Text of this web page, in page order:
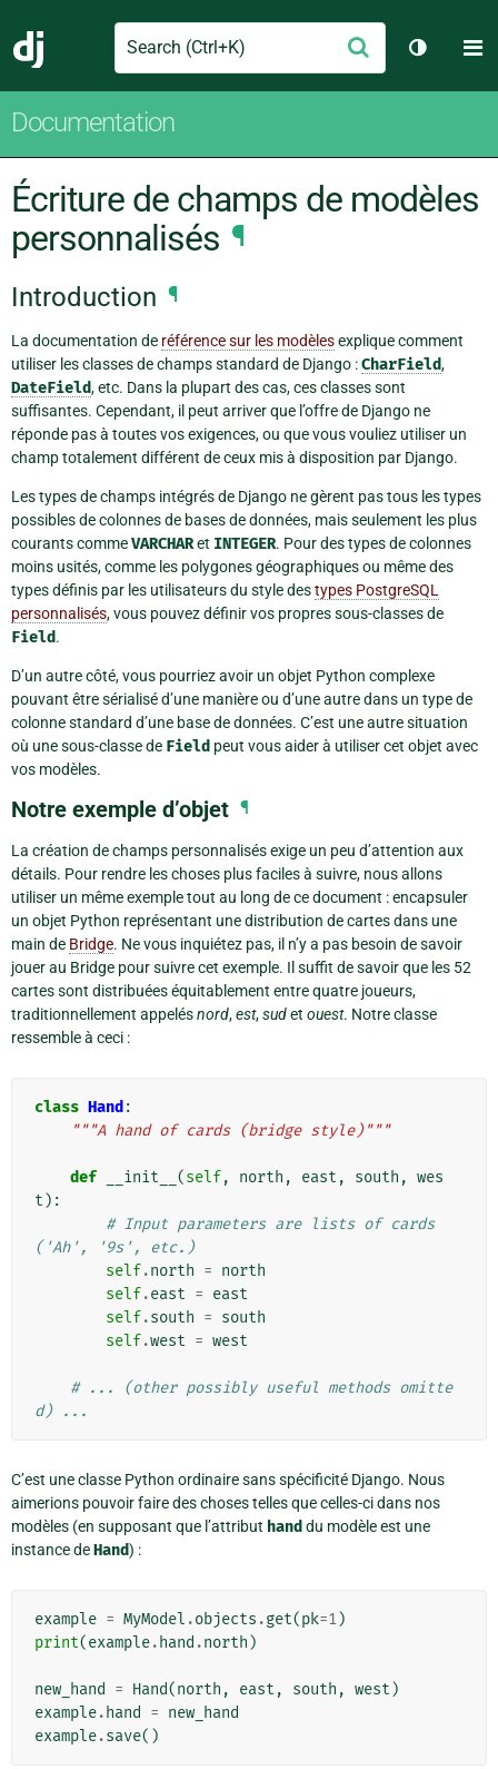
Django
Search Envoyer
Changer
Documentation
Écriture de champs de modèles
personnalisés ¶
Introduction ¶
La documentation de référence sur les modèlesexplique comment
utiliser les classes de champs standard de Django :CharField,
DateField, etc. Dans la plupart des cas, ces classes sont
suffisantes. Cependant, il peut arriver que l’offre de Django ne
réponde pas à toutes vos exigences, ou que vous vouliez utiliser un
champ totalement différent de ceux mis à disposition par Django.
Les types de champs intégrés de Django ne gèrent pas tous les types
possibles de colonnes de bases de données, mais seulement les plus
courants commeVARCHARet INTEGER. Pour des types de colonnes
moins usités, comme les polygones géographiques ou même des
types définis par les utilisateurs du style destypes PostgreSQL
personnalisés, vous pouvez définir vos propres sous-classes de
Field.
D’un autre côté, vous pourriez avoir un objet Python complexe
pouvant être sérialisé d’une manière ou d’une autre dans un type de
colonne standard d’une base de données. C’est une autre situation
où une sous-classe de Field peut vous aider à utiliser cet objet avec
vos modèles.
Notre exemple d’objet ¶
La création de champs personnalisés exige un peu d’attention aux
détails. Pour rendre les choses plus faciles à suivre, nous allons
utiliser un même exemple tout au long de ce document : encapsuler
un objet Python représentant une distribution de cartes dans une
main de Bridge. Ne vous inquiétez pas, il n’y a pas besoin de savoir
jouer au Bridge pour suivre cet exemple. Il suffit de savoir que les 52
cartes sont distribuées équitablement entre quatre joueurs,
traditionnellement appelésnord,est,sudet ouest. Notre classe
ressemble à ceci :
class Hand :
"""A hand of cards (bridge style)"""
def __init__ (self, north , east , south , wes
t ):
# Input parameters are lists of cards
('Ah', '9s', etc.)
self.north = north
self.east = east
self.south = south
self.west = west
# ... (other possibly useful methods omitte
d) ...
C’est une classe Python ordinaire sans spécificité Django. Nous
aimerions pouvoir faire des choses telles que celles-ci dans nos
modèles (en supposant que l’attribut hand du modèle est une
instance deHand) :
example = MyModel .objects .get(pk=1)
print(example. hand .north )
new_hand = Hand(north , east , south , west )
example. hand = new_hand
example.save()